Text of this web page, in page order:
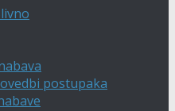
postupaka